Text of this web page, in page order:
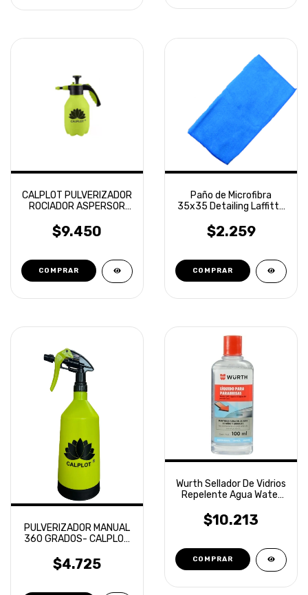
CALPLOT PULVERIZADOR
ROCIADOR ASPERSOR
$9.450
Paño de Microfibra
35x35 Detailing Laffitte
$2.259
PULVERIZADOR MANUAL
360 GRADOS- CALPLOT
$4.725
Wurth Sellador De Vidrios
Repelente Agua Water
$10.213